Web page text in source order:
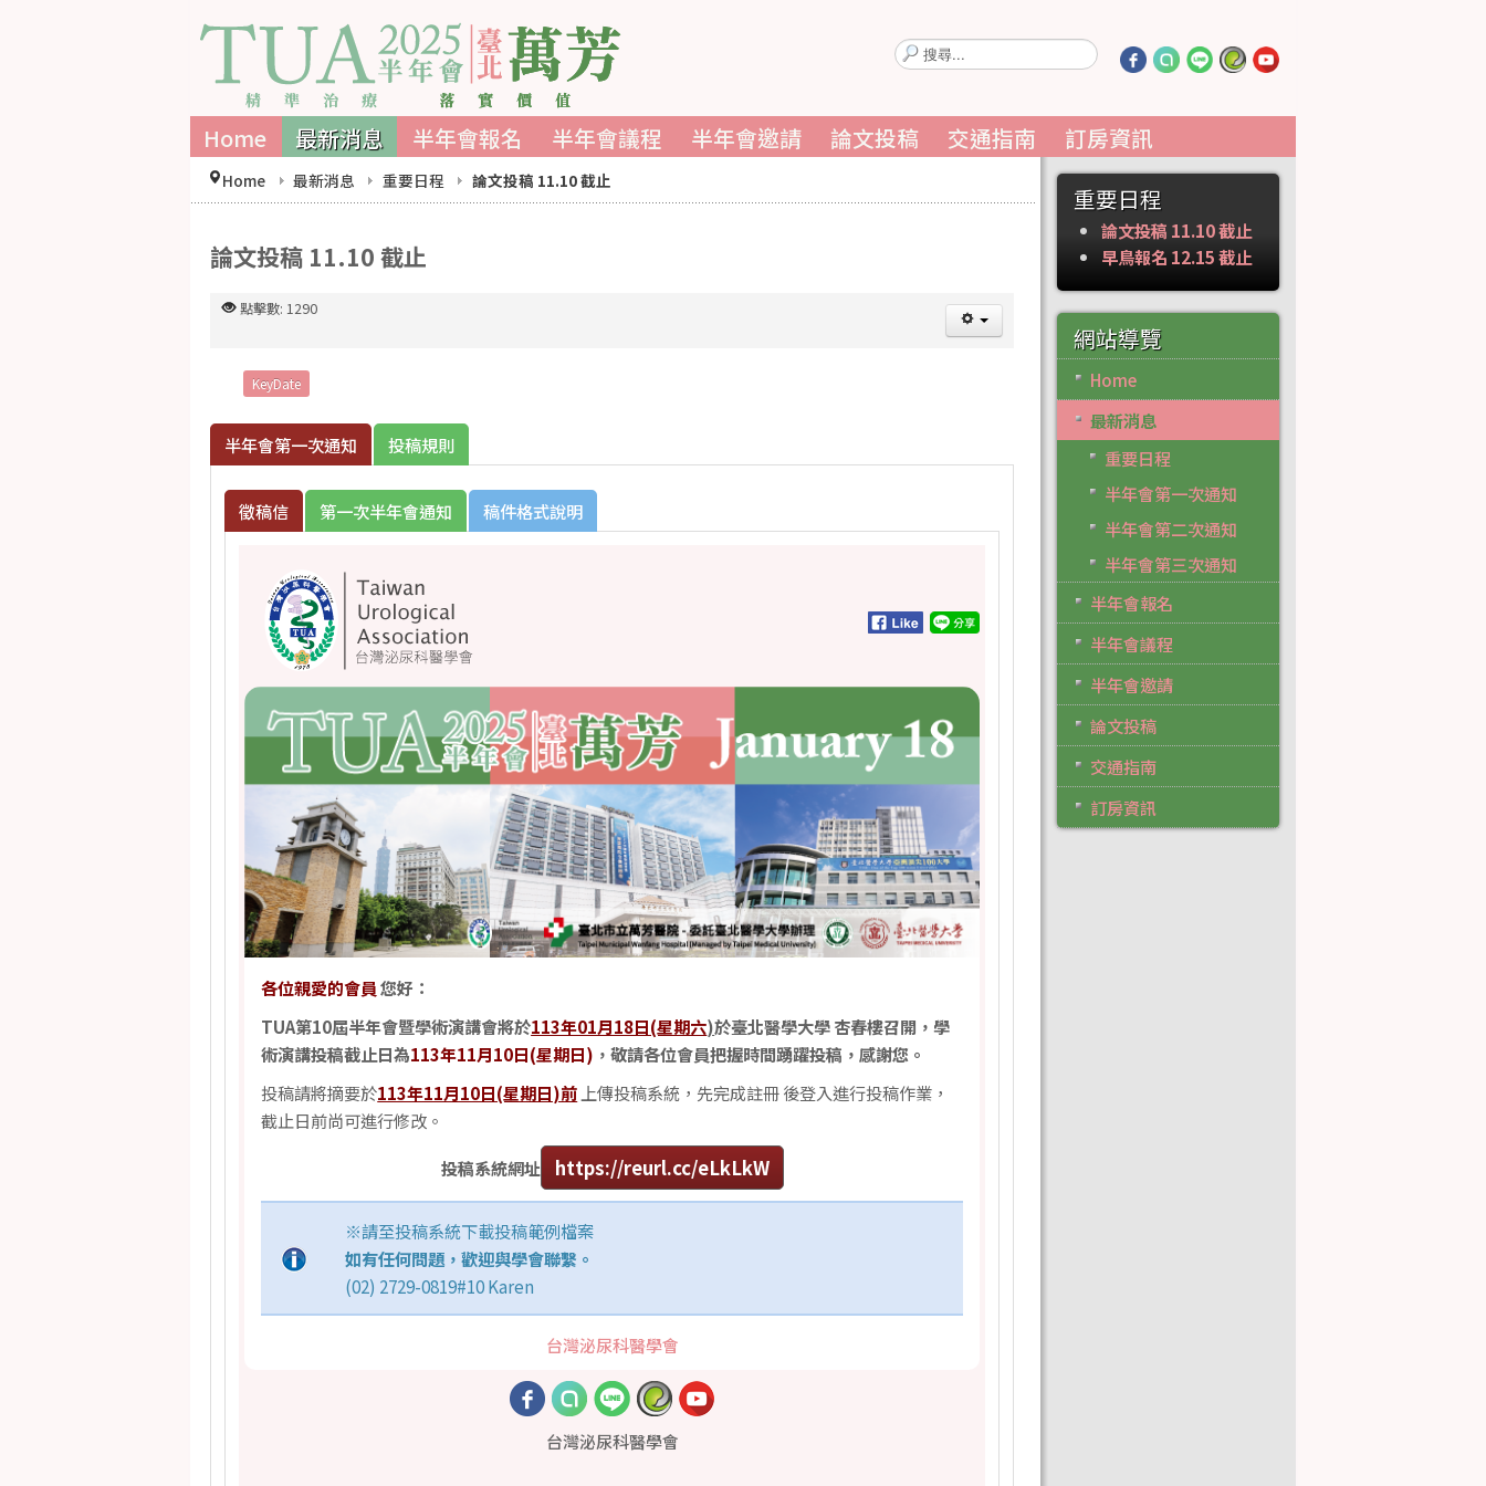
搜
尋...
Home 最新消息 半年會報名 半年會議程 半年會邀請 論文投稿 交通指南 訂房資訊
Home 最新消息 重要日程 論文投稿 11.10 截止
論文投稿 11.10 截止
點擊數: 1290
KeyDate
半年會第一次通知 投稿規則
徵稿信 第一次半年會通知 稿件格式說明
各位親愛的會員您好：
TUA第10屆半年會暨學術演講會將於113年01月18日(星期六)於臺北醫學大學 杏春樓召開，學
術演講投稿截止日為113年11月10日(星期日) ，敬請各位會員把握時間踴躍投稿，感謝您。
投稿請將摘要於113年11月10日(星期日)前上傳投稿系統，先完成註冊 後登入進行投稿作業，
截止日前尚可進行修改。
投稿系統網址
https://reurl.cc/eLkLkW
※請至投稿系統下載投稿範例檔案
如有任何問題，歡迎與學會聯繫。
(02) 2729-0819#10 Karen
台灣泌尿科醫學會
台灣泌尿科醫學會
重要日程
論文投稿 11.10 截止
早鳥報名 12.15 截止
網站導覽
Home
最新消息
重要日程
半年會第一次通知
半年會第二次通知
半年會第三次通知
半年會報名
半年會議程
半年會邀請
論文投稿
交通指南
訂房資訊